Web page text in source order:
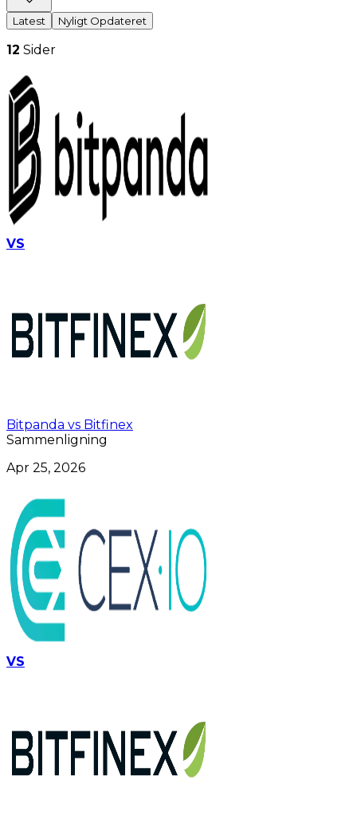
Latest Nyligt Opdateret
12 Sider
VS
Bitpanda vs Bitfinex
Sammenligning
Apr 25, 2026
VS